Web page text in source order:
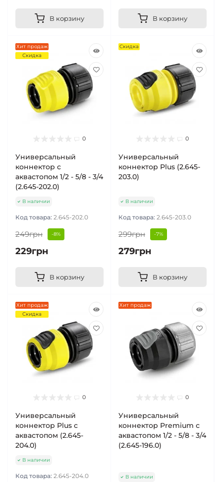
В корзину В корзину
Хит продаж
Скидка
0
Универсальный
коннектор с
аквастопом 1/2 - 5/8 - 3/4
(2.645-202.0)
В наличии
Код товара: 2.645-202.0
249грн -8%
229грн
В корзину
Скидка
0
Универсальный
коннектор Plus (2.645-
203.0)
В наличии
Код товара: 2.645-203.0
299грн -7%
279грн
В корзину
Хит продаж
Скидка
0
Универсальный
коннектор Plus с
аквастопом (2.645-
204.0)
В наличии
Код товара: 2.645-204.0
Хит продаж
0
Универсальный
коннектор Premium с
аквастопом 1/2 - 5/8 - 3/4
(2.645-196.0)
В наличии